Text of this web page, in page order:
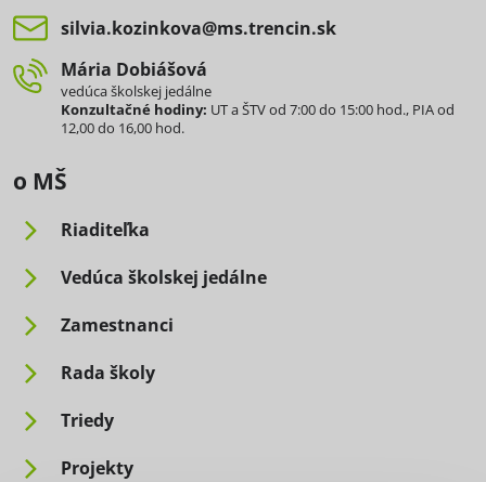
silvia​.kozinkova​@ms​.trencin​.sk
Mária Dobiášová
vedúca školskej jedálne
Konzultačné hodiny: UT a ŠTV od 7:00 do 15:00 hod., PIA od
12,00 do 16,00 hod.
o MŠ
Riaditeľka
Vedúca školskej jedálne
Zamestnanci
Rada školy
Triedy
Projekty